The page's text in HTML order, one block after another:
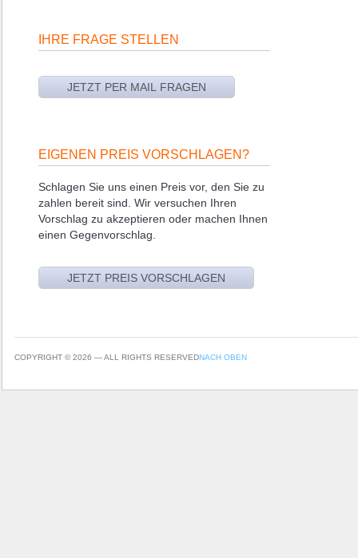
IHRE FRAGE STELLEN
EIGENEN PREIS VORSCHLAGEN?
Schlagen Sie uns einen Preis vor, den Sie zu
zahlen bereit sind. Wir versuchen Ihren
Vorschlag zu akzeptieren oder machen Ihnen
einen Gegenvorschlag.
COPYRIGHT © 2026 — ALL RIGHTS RESERVEDNACH OBEN